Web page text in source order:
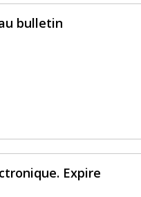
bulletin
Expire